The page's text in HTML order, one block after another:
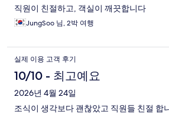
직원이 친절하고, 객실이 깨끗합니다
JungSoo 님, 2박 여행
실제 이용 고객 후기
10/10 - 최고예요
2026년 4월 24일
조식이 생각보다 괜찮았고 직원들 친절 합